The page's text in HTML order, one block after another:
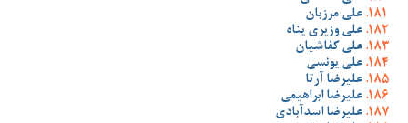
علی مرزبان
علی وزیری پناه
علی کفاشیان
علی یونسی
علیرضا آرتا
علیرضا ابراهیمی
علیرضا اسدآبادی